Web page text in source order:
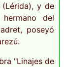
(Lérida), y de
del
poseyó
"Linajes de